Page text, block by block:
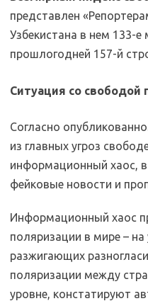
представлен
Узбекистана в нем 133-
прошлогодней 157-й
Ситуация со свободой
Согласно
из главных угроз
информационный хаос,
фейковые новости и
Информационный хаос
поляризации в мире –
разжигающих
поляризации между
уровне, констатируют